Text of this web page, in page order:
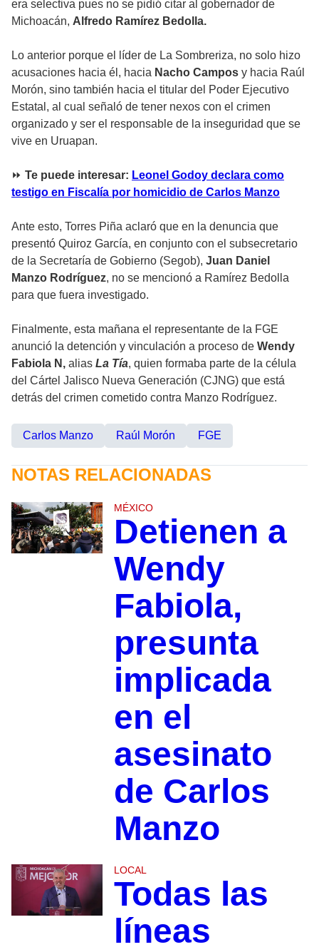
era selectiva pues no se pidió citar al gobernador de
Michoacán, Alfredo Ramírez Bedolla.
Lo anterior porque el líder de La Sombreriza, no solo hizo
acusaciones hacia él, hacia Nacho Campos y hacia Raúl
Morón, sino también hacia el titular del Poder Ejecutivo
Estatal, al cual señaló de tener nexos con el crimen
organizado y ser el responsable de la inseguridad que se
vive en Uruapan.
⏩ Te puede interesar: Leonel Godoy declara como
testigo en Fiscalía por homicidio de Carlos Manzo
Ante esto, Torres Piña aclaró que en la denuncia que
presentó Quiroz García, en conjunto con el subsecretario
de la Secretaría de Gobierno (Segob), Juan Daniel
Manzo Rodríguez, no se mencionó a Ramírez Bedolla
para que fuera investigado.
Finalmente, esta mañana el representante de la FGE
anunció la detención y vinculación a proceso de Wendy
Fabiola N, alias La Tía, quien formaba parte de la célula
del Cártel Jalisco Nueva Generación (CJNG) que está
detrás del crimen cometido contra Manzo Rodríguez.
Carlos Manzo Raúl Morón FGE
NOTAS RELACIONADAS
MÉXICO
Detienen a
Wendy
Fabiola,
presunta
implicada
en el
asesinato
de Carlos
Manzo
LOCAL
Todas las
líneas